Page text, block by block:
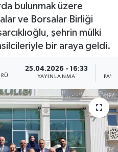
bulunmak üzere
ve Borsalar Birliği
şehrin mülki
bir araya geldi.
25.04.2026 - 16:33
YAYINLANMA